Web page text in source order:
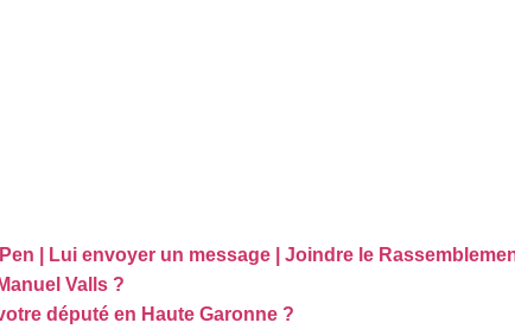
| Lui envoyer un message | Joindre le
Valls ?
député en Haute Garonne ?